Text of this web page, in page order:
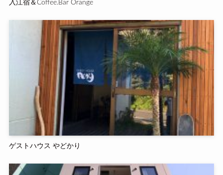
入江宿＆Coffee.Bar Orange
ゲストハウス やどかり